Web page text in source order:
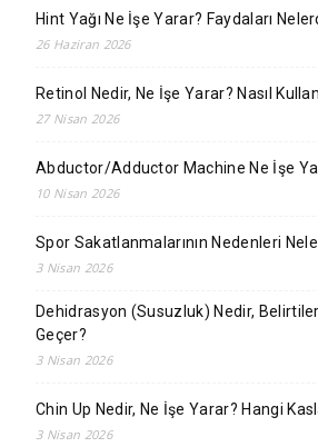
Hint Yağı Ne İşe Yarar? Faydaları
26 Haziran 2026
Retinol Nedir, Ne İşe Yarar? Nasıl
27 Nisan 2026
Abductor/Adductor Machine Ne İşe
10 Nisan 2026
Spor Sakatlanmalarının Nedenleri
3 Nisan 2026
Dehidrasyon (Susuzluk) Nedir,
Geçer?
3 Nisan 2026
Chin Up Nedir, Ne İşe Yarar? Hangi
3 Nisan 2026